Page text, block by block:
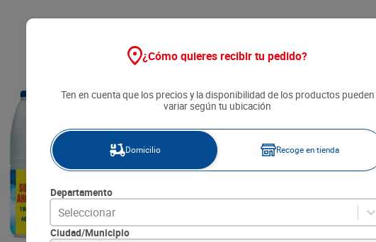
¿Cómo quieres recibir tu pedido?
Ten en cuenta que los precios y la disponibilidad de los productos pueden
variar según tu ubicación
Domicilio Recoge en tienda
Departamento
Seleccionar
Ciudad/Municipio